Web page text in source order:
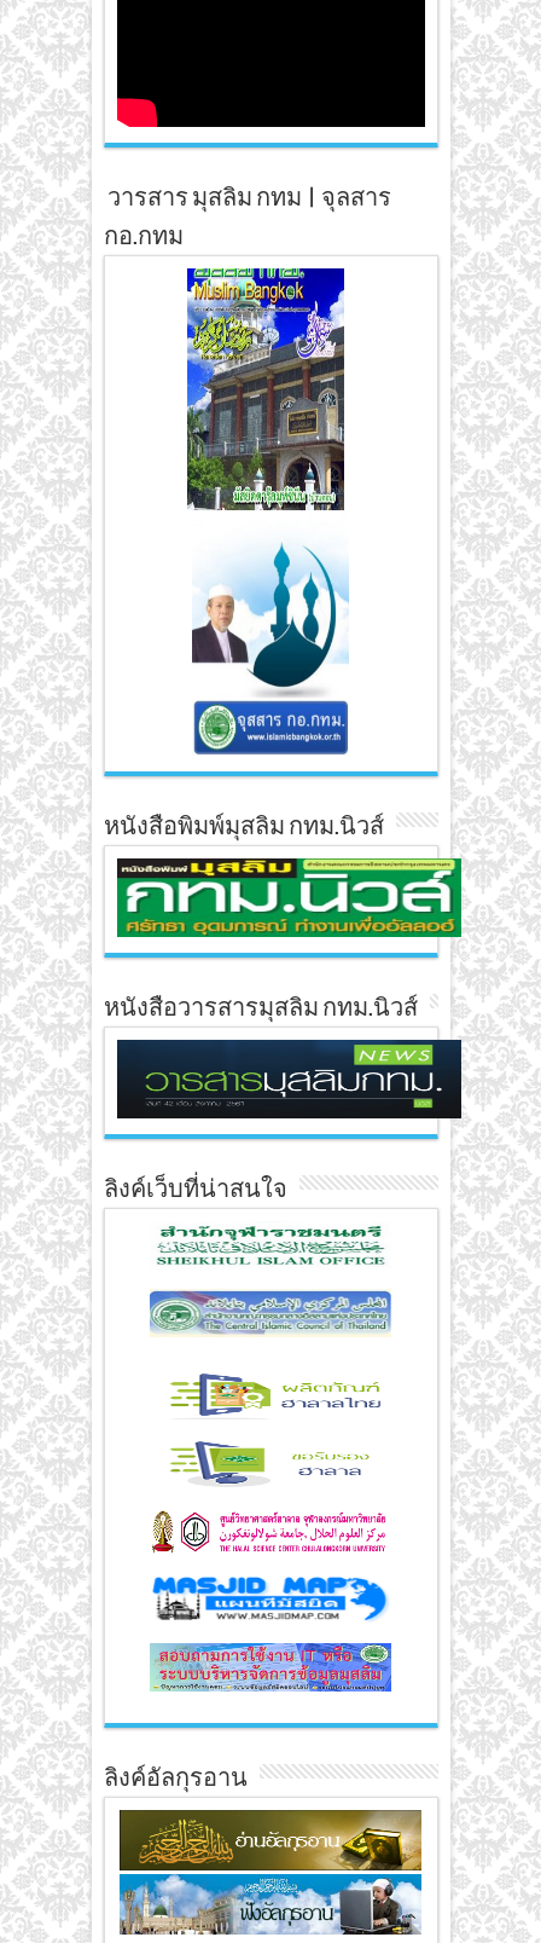
วารสาร มุสลิม กทม | จุลสาร
กอ.กทม
หนังสือพิมพ์มุสลิม กทม.นิวส์
หนังสือวารสารมุสลิม กทม.นิวส์
ลิงค์เว็บที่น่าสนใจ
ลิงค์อัลกุรอาน